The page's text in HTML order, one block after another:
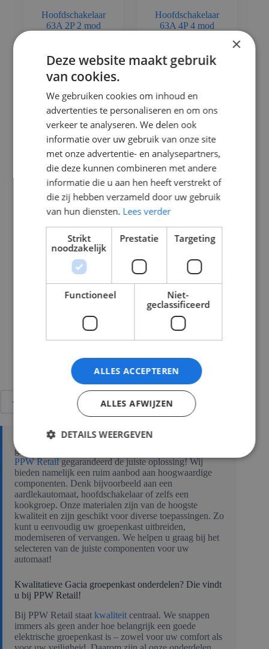
Hoofdschakelaar
63A 2P 2 mod
13,31
In
Hoofdschakelaar
63A 4P 4 mod
Hoofdschakelaar
80A 4P 4 mod
Winkelmand
Bent u op zoek naar nieuwe onderdelen voor uw Gacia
groepenkast? Dan vindt u binnen het assortiment van
PPW Retailgegarandeerd de juiste oplossing! Wij
bieden namelijk een ruim aanbod aan hoogwaardige
componenten. Denk bijvoorbeeld aan een
aardlekautomaat, hoofdschakelaar of zelfs een
kookgroep. Onze materialen zijn van de hoogste
kwaliteit en zijn geschikt voor diverse toepassingen. Zo
kunt u eenvoudig uw groepenkast uitbreiden,
moderniseren of vervangen. We helpen u graag bij het
selecteren van de juiste componenten voor uw
automaat!
Kwalitatieve Gacia groepenkast onderdelen? Die vindt
u bij PPW Retail!
Bij PPW Retail staat kwaliteit centraal. We snappen
immers als geen ander hoe belangrijk een goede
elektrische groepenkast is – zowel voor uw comfort als
×
Deze website maakt gebruik
van cookies.
We gebruiken cookies om inhoud en
advertenties te personaliseren en om ons
verkeer te analyseren. We delen ook
informatie over uw gebruik van onze site
met onze advertentie- en analysepartners,
die deze kunnen combineren met andere
informatie die u aan hen heeft verstrekt of
die zij hebben verzameld door uw gebruik
van hun diensten. Lees verder
Strikt
noodzakelijk
Prestatie Targeting
Functioneel
Niet-
geclassificeerd
ALLES ACCEPTEREN
ALLES AFWIJZEN
DETAILS WEERGEVEN